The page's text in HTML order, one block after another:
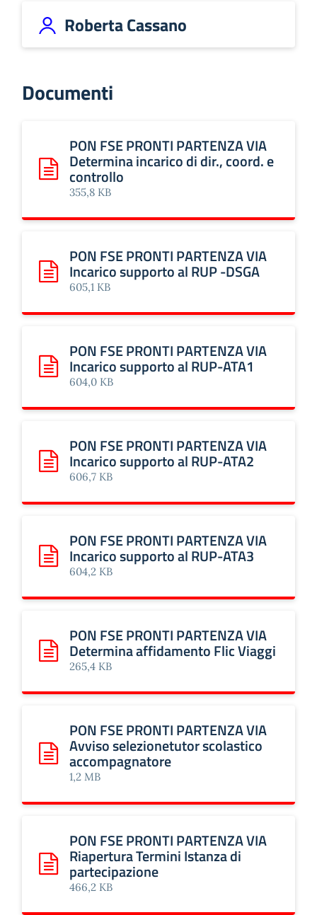
Roberta Cassano
Documenti
Scarica: PON FSE PRONTI PARTENZA VIA Determina
PON FSE PRONTI PARTENZA VIA
Determina incarico di dir., coord. e
controllo
355,8 KB
Scarica: PON FSE PRONTI PARTENZA VIA Incarico
PON FSE PRONTI PARTENZA VIA
Incarico supporto al RUP -DSGA
605,1 KB
Scarica: PON FSE PRONTI PARTENZA VIA Incarico
PON FSE PRONTI PARTENZA VIA
Incarico supporto al RUP-ATA1
604,0 KB
Scarica: PON FSE PRONTI PARTENZA VIA Incarico
PON FSE PRONTI PARTENZA VIA
Incarico supporto al RUP-ATA2
606,7 KB
Scarica: PON FSE PRONTI PARTENZA VIA Incarico
PON FSE PRONTI PARTENZA VIA
Incarico supporto al RUP-ATA3
604,2 KB
Scarica: PON FSE PRONTI PARTENZA VIA Determina
PON FSE PRONTI PARTENZA VIA
Determina affidamento Flic Viaggi
265,4 KB
Scarica: PON FSE PRONTI PARTENZA VIA Avviso
PON FSE PRONTI PARTENZA VIA
Avviso selezionetutor scolastico
accompagnatore
1,2 MB
Scarica: PON FSE PRONTI PARTENZA VIA Riapertura
PON FSE PRONTI PARTENZA VIA
Riapertura Termini Istanza di
partecipazione
466,2 KB